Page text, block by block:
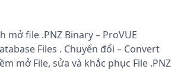
mở file .PNZ Binary – ProVUE
Files . Chuyển đổi – Convert
mở File, sửa và khắc phục File .PNZ